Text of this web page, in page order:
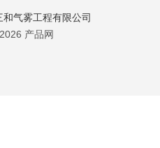
气雾工程有限公司
产品网